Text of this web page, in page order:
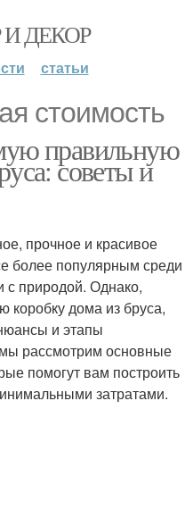
ДЕКОР
статьи
стоимость
правильную
советы и
прочное и красивое
более популярным среди
с природой. Однако,
коробку дома из бруса,
и этапы
мы рассмотрим основные
помогут вам построить
затратами.